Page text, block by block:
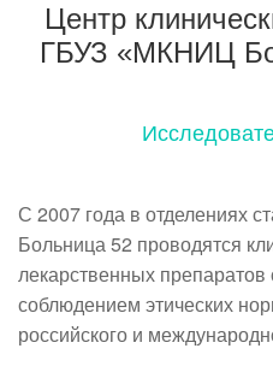
Центр
ГБУЗ «МКНИЦ
С 2007 года в отделениях
Больница 52 проводятся
лекарственных препаратов
соблюдением этических
российского и